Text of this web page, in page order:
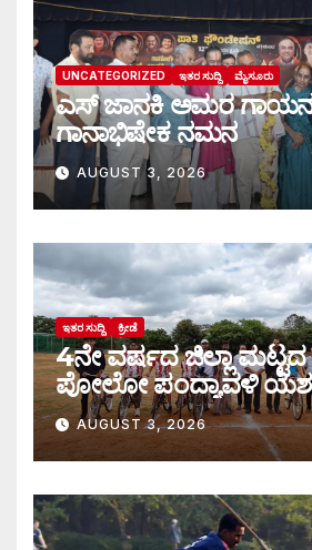
UNCATEGORIZED ಇತರ ಸುದ್ದಿ ಮೈಸೂರು
ಎಸ್ ಜಾನಕಿ ಅಮರ
ಗಾನಾಭಿಷೇಕ ನಮನ
AUGUST 3, 2026
ಇತರ ಸುದ್ದಿ ಕ್ರೀಡೆ
4ನೇ ವರ್ಷದ ಜಿಲ್ಲಾ ಮಟ್ಟದ
ಪೋಲೋ ಪಂದ್ಯಾವಳಿ
AUGUST 3, 2026